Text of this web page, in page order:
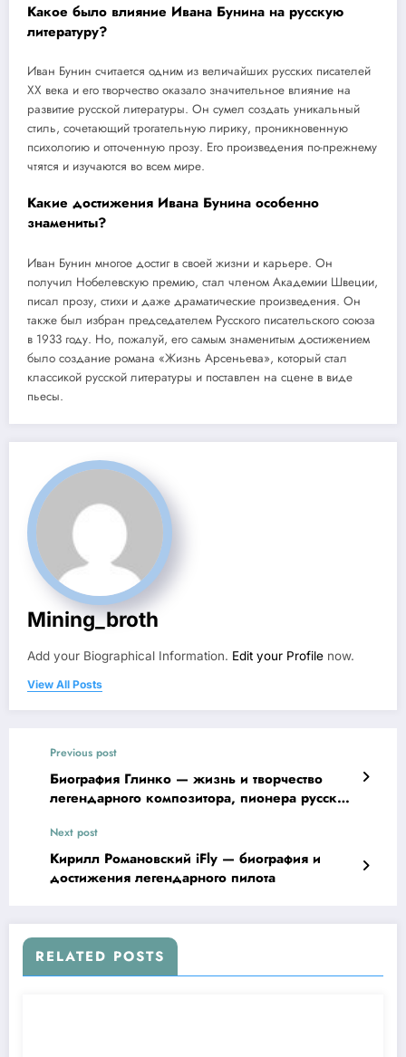
Какое было влияние Ивана Бунина на русскую
литературу?
Иван Бунин считается одним из величайших русских писателей
XX века и его творчество оказало значительное влияние на
развитие русской литературы. Он сумел создать уникальный
стиль, сочетающий трогательную лирику, проникновенную
психологию и отточенную прозу. Его произведения по-прежнему
чтятся и изучаются во всем мире.
Какие достижения Ивана Бунина особенно
знамениты?
Иван Бунин многое достиг в своей жизни и карьере. Он
получил Нобелевскую премию, стал членом Академии Швеции,
писал прозу, стихи и даже драматические произведения. Он
также был избран председателем Русского писательского союза
в 1933 году. Но, пожалуй, его самым знаменитым достижением
было создание романа «Жизнь Арсеньева», который стал
классикой русской литературы и поставлен на сцене в виде
пьесы.
Mining_broth
Add your Biographical Information. Edit your Profile now.
View All Posts
Previous post
Биография Глинко — жизнь и творчество
легендарного композитора, пионера русской
искусства России
Next post
Кирилл Романовский iFly — биография и
достижения легендарного пилота
RELATED POSTS